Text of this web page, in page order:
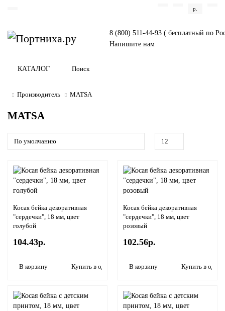
р.
8 (800) 511-44-93 ( бесплатный по
Напишите нам
КАТАЛОГ
Производитель MATSA
MATSA
Косая бейка декоративная
"сердечки", 18 мм, цвет
голубой
104.43р.
В корзину Купить в один клик
Косая бейка декоративная
"сердечки", 18 мм, цвет
розовый
102.56р.
В корзину Купить в один